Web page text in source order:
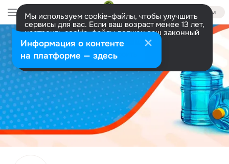
Войти
Мы используем cookie-файлы, чтобы улучшить
сервисы для вас. Если ваш возраст менее 13 лет,
настроить cookie-файлы должен ваш законный
представитель. Больше информации
Разрешить все Настроить
Информация о контенте
на платформе — здесь